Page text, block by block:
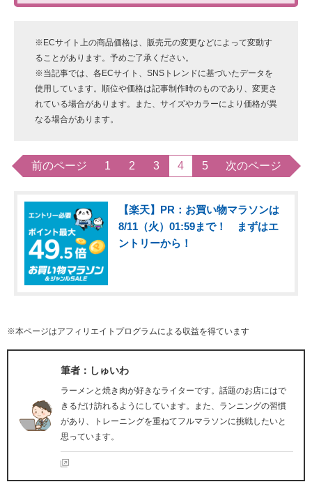
※ECサイト上の商品価格は、販売元の変更などによって変動す
ることがあります。予めご了承ください。
※当記事では、各ECサイト、SNSトレンドに基づいたデータを
使用しています。順位や価格は記事制作時のものであり、変更さ
れている場合があります。また、サイズやカラーにより価格が異
なる場合があります。
前のページ 1 2 3 4 5 次のページ
【楽天】PR：お買い物マラソンは
8/11（火）01:59まで！ まずはエ
ントリーから！
※本ページはアフィリエイトプログラムによる収益を得ています
筆者：しゅいわ
ラーメンと焼き肉が好きなライターです。話題のお店にはで
きるだけ訪れるようにしています。また、ランニングの習慣
があり、トレーニングを重ねてフルマラソンに挑戦したいと
思っています。